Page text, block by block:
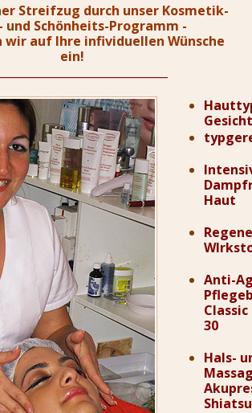
Streifzug durch unser Kosmetik-
und Schönheits-Programm -
wir auf Ihre infividuellen Wünsche
ein!
Haut
Anti-
30
Hals-
Shiatsu